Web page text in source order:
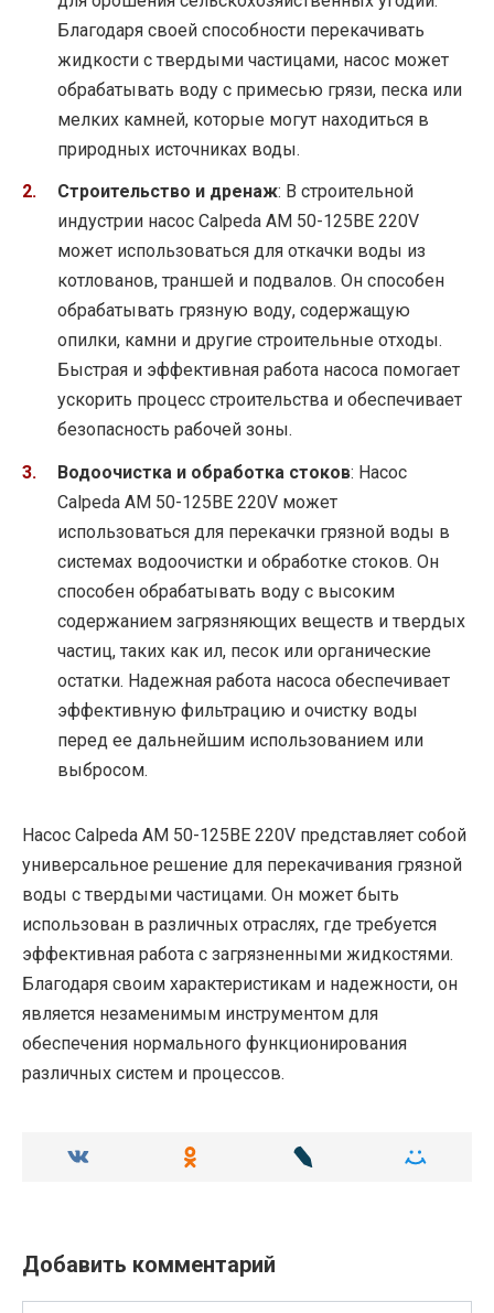
Благодаря своей способности перекачивать
жидкости с твердыми частицами, насос может
обрабатывать воду с примесью грязи, песка или
мелких камней, которые могут находиться в
природных источниках воды.
Строительство и дренаж: В строительной
индустрии насос Calpeda AM 50-125BE 220V
может использоваться для откачки воды из
котлованов, траншей и подвалов. Он способен
обрабатывать грязную воду, содержащую
опилки, камни и другие строительные отходы.
Быстрая и эффективная работа насоса помогает
ускорить процесс строительства и обеспечивает
безопасность рабочей зоны.
Водоочистка и обработка стоков: Насос
Calpeda AM 50-125BE 220V может
использоваться для перекачки грязной воды в
системах водоочистки и обработке стоков. Он
способен обрабатывать воду с высоким
содержанием загрязняющих веществ и твердых
частиц, таких как ил, песок или органические
остатки. Надежная работа насоса обеспечивает
эффективную фильтрацию и очистку воды
перед ее дальнейшим использованием или
выбросом.
Насос Calpeda AM 50-125BE 220V представляет собой
универсальное решение для перекачивания грязной
воды с твердыми частицами. Он может быть
использован в различных отраслях, где требуется
эффективная работа с загрязненными жидкостями.
Благодаря своим характеристикам и надежности, он
является незаменимым инструментом для
обеспечения нормального функционирования
различных систем и процессов.
Добавить комментарий